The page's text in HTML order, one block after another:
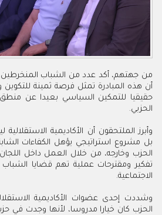
من جهتهم، أكد عدد من الشباب المنخرطين في الأكاديمية الاستقلالية،
أن هذه المبادرة تمثل فرصة ثمينة للتكوين
حقيقيا للتمكين السياسي بعيدا عن
الحزبي.
وأبرز الملتحقون أن الأكاديمية
بل مشروع استراتيجي يؤهل الكفاءات الشابة
الحزب وخارجه، من خلال العمل داخل اللجان
تفكير ومقترحات عملية تهم قضايا الشباب
الاجتماعية.
وشددت إحدى عضوات الأكاديمية
الحزب كان خيارا مدروسا، لأنها وجدت في